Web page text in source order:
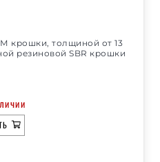
крошки, толщиной от 13
резиновой SBR крошки